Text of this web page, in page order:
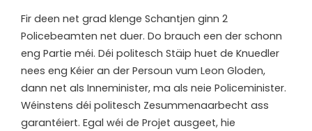
Fir deen net grad klenge Schantjen ginn 2
Policebeamten net duer. Do brauch een der schonn
eng Partie méi. Déi politesch Stäip huet de Knuedler
nees eng Kéier an der Persoun vum Leon Gloden,
dann net als Inneminister, ma als neie Policeminister.
Wéinstens déi politesch Zesummenaarbecht ass
garantéiert. Egal wéi de Projet ausgeet, hie